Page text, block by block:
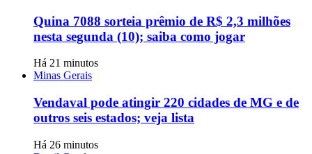
Quina 7088 sorteia prêmio de R$ 2,3 milhões
nesta segunda (10); saiba como jogar
Há 21 minutos
Minas Gerais
Vendaval pode atingir 220 cidades de MG e de
outros seis estados; veja lista
Há 26 minutos